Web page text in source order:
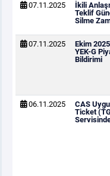
07.11.2025
İkili
Teklif
Silme
07.11.2025
Ekim
YEK-G
Bildirimi
06.11.2025
CAS
Ticket